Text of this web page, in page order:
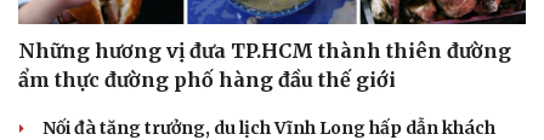
Những hương vị đưa TP.HCM thành thiên đường
ẩm thực đường phố hàng đầu thế giới
Nối đà tăng trưởng, du lịch Vĩnh Long hấp dẫn khách